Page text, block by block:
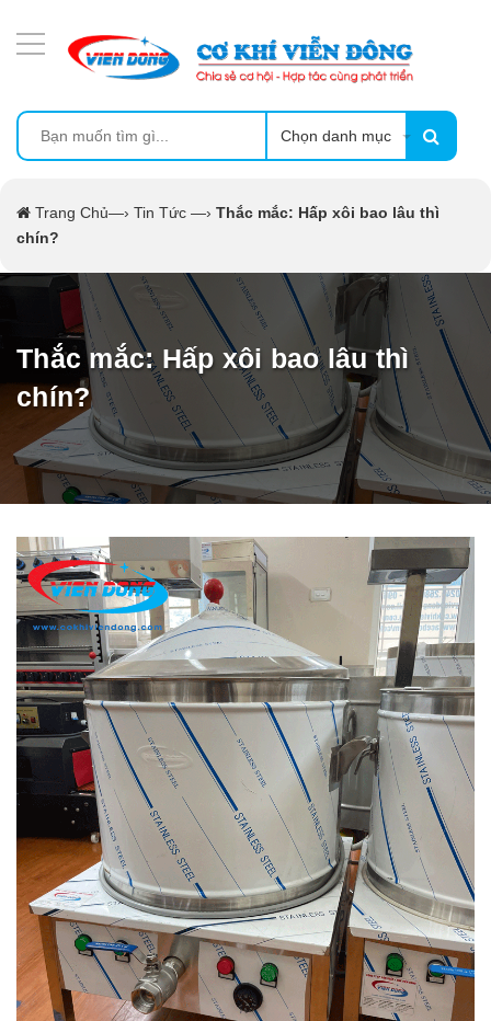
Chọn danh mục
Trang Chủ—› Tin Tức —› Thắc mắc: Hấp xôi bao lâu thì
chín?
Thắc mắc: Hấp xôi bao lâu thì
chín?
MÁY ÉP MÍA TẠO BỌT
MÁY RỬA BÁT SIÊU ÂM
MÁY SẤY THỰC PHẨM CÔNG NGHIỆP
CẨM NANG
THIẾT BỊ NHÀ BẾP
THIẾT BỊ NHÀ BẾP CAO CẤP
MÁY CHẾ BIẾN THỰC PHẨM
MÁY CHẾ BIẾN NÔNG SẢN
THIẾT BỊ LÀM ĐỒ ĂN NHANH
THIẾT BỊ LÀM BÁNH
MÁY ĐÓNG GÓI THỰC PHẨM
THIẾT BỊ LẠNH
THIẾT BỊ BẾP CÔNG NGHIỆP
UNCATEGORIZED